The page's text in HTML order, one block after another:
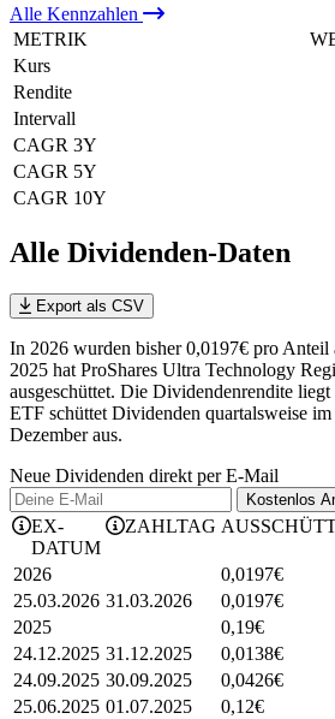
Alle Kennzahlen
METRIK
Kurs
Rendite
Intervall
CAGR 3Y
CAGR 5Y
CAGR 10Y
Alle Dividenden-Daten
Export als CSV
In 2026 wurden bisher 0,0197€ pro Anteil
2025 hat ProShares Ultra Technology
ausgeschüttet. Die Dividendenrendite liegt
ETF schüttet Dividenden quartalsweise
Dezember aus.
Neue Dividenden direkt per E-Mail
Kostenlos
EX-
DATUM
ZAHLTAG
2026 0,0197€
25.03.2026 31.03.2026 0,0197€
2025
0,19€
24.12.2025 31.12.2025 0,0138€
24.09.2025 30.09.2025 0,0426€
25.06.2025 01.07.2025 0,12€